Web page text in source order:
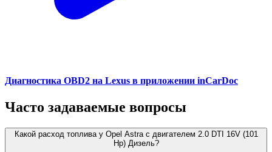
Диагностика OBD2 на Lexus в приложении inCarDoc
Часто задаваемые вопросы
Какой расход топлива у Opel Astra с двигателем 2.0 DTI 16V (101
Hp) Дизель?